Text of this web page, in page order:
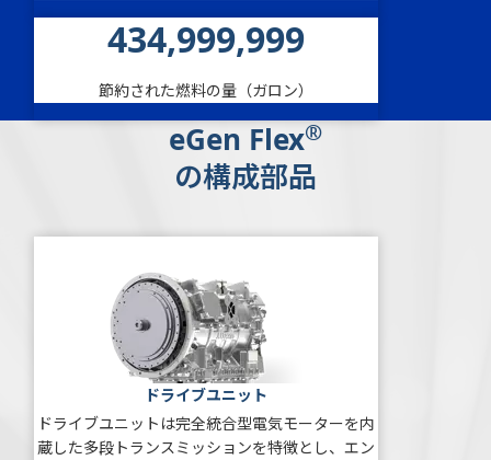
435,000,000
節約された燃料の量（ガロン）
eGen Flex®
の構成部品
ドライブユニット
ドライブユニットは完全統合型電気モーターを内
蔵した多段トランスミッションを特徴とし、エン